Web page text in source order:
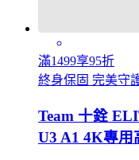
滿1499享95折
終身保固 完美守
Team 十銓
U3 A1 4K專用